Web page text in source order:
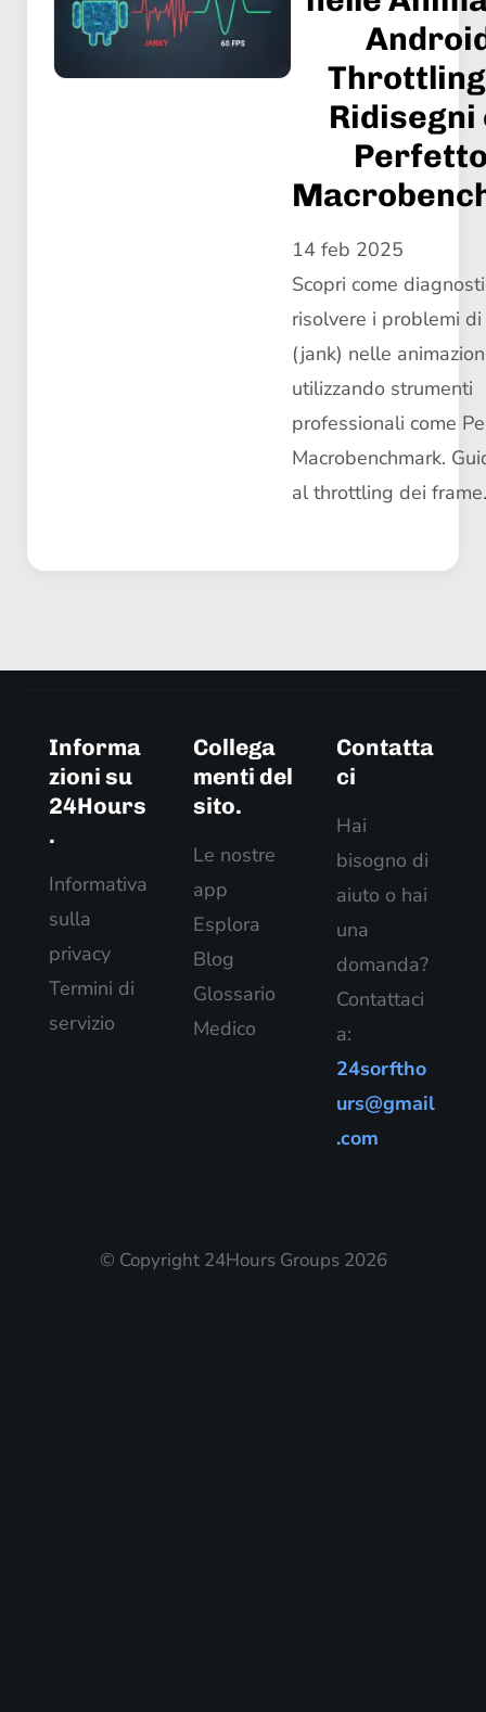
Ridisegni
14 feb 2025
Scopri come
risolvere i problemi
(jank) nelle
utilizzando strumenti
professionali come
Macrobenchmark.
al throttling dei frame.
Informa
zioni su
24Hours
.
Informativa
sulla
privacy
Termini di
servizio
Collega
menti del
sito.
Le nostre
app
Esplora
Blog
Glossario
Medico
Contatta
ci
Hai
bisogno di
aiuto o hai
una
domanda?
Contattaci
a:
24sorftho
urs@gmail
.com
© Copyright 24Hours Groups 2026